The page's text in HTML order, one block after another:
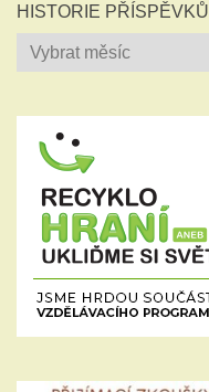
HISTORIE PŘÍSPĚVKŮ
Historie